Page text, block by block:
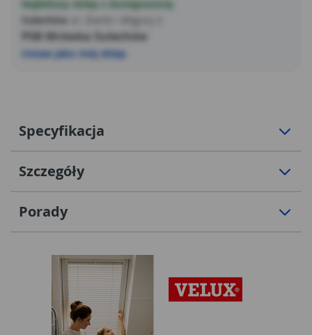
Najbliższy sklep z dostępnością
Sulechów
PSB Mrówka Sulechów
Ustaw jako mój sklep
Specyfikacja
Szczegóły
Porady